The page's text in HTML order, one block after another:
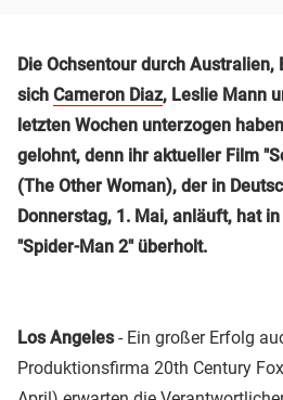
Die Ochsentour durch Australien,
sich Cameron Diaz, Leslie Mann
letzten Wochen unterzogen
gelohnt, denn ihr aktueller Film
(The Other Woman), der in
Donnerstag, 1. Mai, anläuft, hat
"Spider-Man 2" überholt.
Los Angeles- Ein großer Erfolg
Produktionsfirma 20th Century